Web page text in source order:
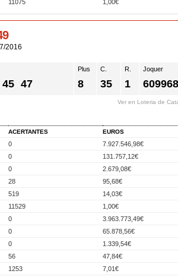
11075 1,00€
2016
45 47
Plus
8
C.
35
R.
1
Joquer
Ver en Loteria de
ACERTANTES EUROS
0
7.927.546,98€
0
131.757,12€
0
2.679,08€
28
95,68€
519
14,03€
11529
1,00€
0
3.963.773,49€
0
65.878,56€
0
1.339,54€
56
47,84€
1253
7,01€